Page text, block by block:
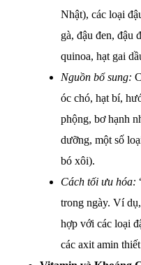
Nhật), các loại
gà, đậu đen, đậu
quinoa, hạt gai
Nguồn bổ sung:
óc chó, hạt bí,
phộng, bơ hạnh
dưỡng, một số
bó xôi).
Cách tối ưu hóa:
trong ngày. Ví
hợp với các loại
các axit amin